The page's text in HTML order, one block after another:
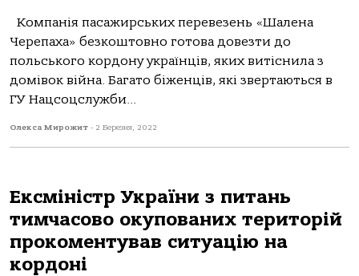
Компанія пасажирських перевезень «Шалена
Черепаха» безкоштовно готова довезти до
польського кордону українців, яких витіснила з
домівок війна. Багато біженців, які звертаються в
ГУ Нацсоцслужби...
Олекса Мирожит - 2 Березня, 2022
Ексміністр України з питань
тимчасово окупованих територій
прокоментував ситуацію на
кордоні